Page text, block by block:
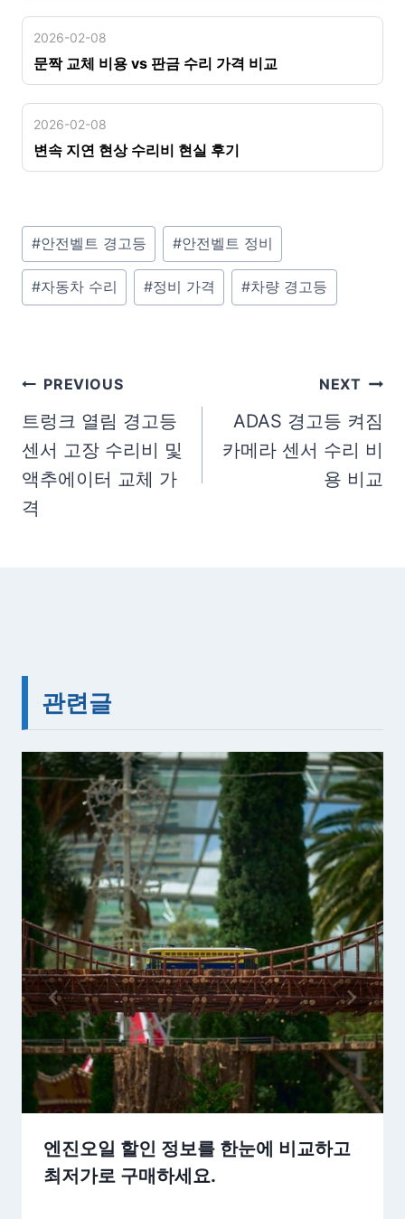
2026-02-08
문짝 교체 비용 vs 판금 수리 가격 비교
2026-02-08
변속 지연 현상 수리비 현실 후기
P
o
a
s
:
#안전벨트 경고등 #안전벨트 정비
#자동차 수리 #정비 가격 #차량 경고등
글
탐
색
PREVIOUS
트렁크 열림 경고등
센서 고장 수리비 및
액추에이터 교체 가
격
NEXT
ADAS 경고등 켜짐
카메라 센서 수리 비
용 비교
관련글
엔진오일 할인 정보를 한눈에 비교하고
최저가로 구매하세요.